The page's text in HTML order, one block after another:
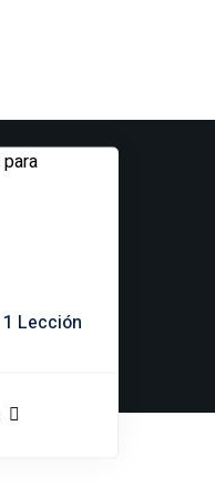
1 Lección